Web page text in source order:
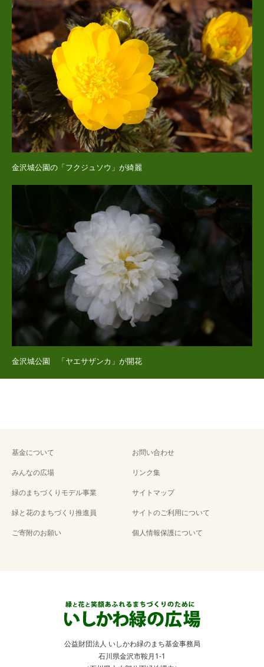
金沢城公園の「フクジュソウ」が綺麗
金沢城公園 「ヤエサザンカ」が開花
基金について
みんなの広場
緑のまちづくりモデル事業
緑と花のまちづくり推進員
ご寄附のお願い
お問い合わせ
リンク集
サイトマップ
サイトのご利用について
個人情報保護について
公益財団法人 いしかわ緑のまち基金事務局
石川県金沢市鞍月1-1